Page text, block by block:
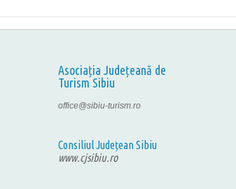
Asociația Județeană de
Turism Sibiu
office@sibiu-turism.ro
Consiliul Județean Sibiu
www.cjsibiu.ro